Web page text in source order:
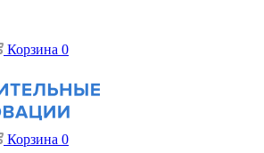
Корзина 0
Корзина 0